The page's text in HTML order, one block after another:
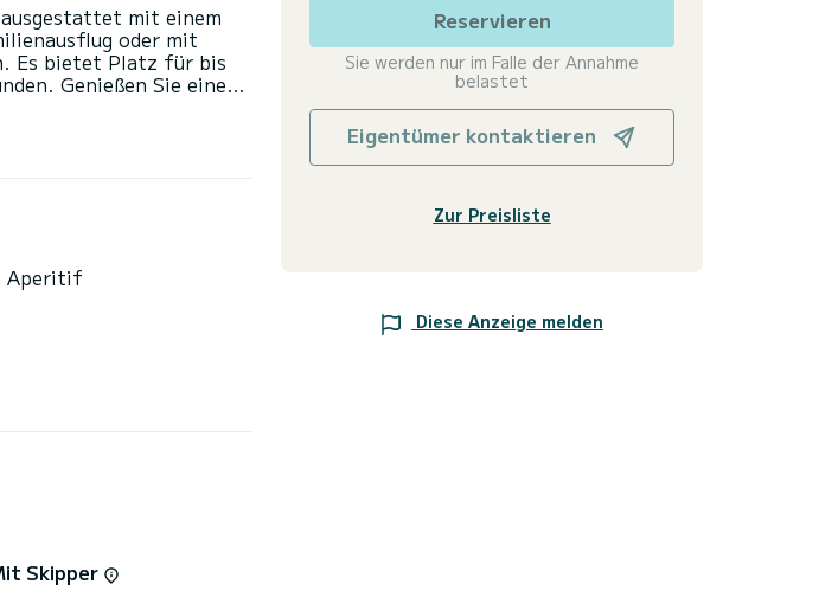
mit einem
oder mit
Es bietet Platz für bis
Genießen Sie eine
und
zu
Aperitif
Skipper
Reservieren
Sie werden nur im Falle der Annahme
belastet
Eigentümer kontaktieren
Zur Preisliste
Diese Anzeige melden